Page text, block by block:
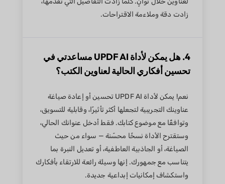
زادت دقة وملاءمة الاقتراحات.
4. هل يمكن لأداة UPDF AI مساعدتي في
تحسين أفكاري الحالية لعناوين الكتب؟
نعم! يمكن لأداة UPDF AI تحسين أو إعادة صياغة
عناوينك التجريبية لتجعلها أكثر تأثيرًا، وقابلية للتسويق،
وتوافقًا مع موضوع كتابك. فقط أدخل عنوانك الحالي،
وستقترح الأداة نسخًا محسّنة — سواء من حيث
الصياغة، أو الجاذبية العاطفية، أو تعديل النبرة بما
يتناسب مع جمهورك. إنها وسيلة رائعة للارتقاء بأفكارك
واستكشاف إمكانيات إبداعية جديدة.